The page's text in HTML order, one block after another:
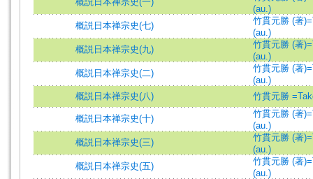
(au.)
概説日本禅宗史(七)
竹貫元勝 (著
(au.)
概説日本禅宗史(九)
竹貫元勝 (著
(au.)
概説日本禅宗史(二)
竹貫元勝 (著
(au.)
概説日本禅宗史(八)
竹貫元勝
概説日本禅宗史(十)
竹貫元勝 (著
(au.)
概説日本禅宗史(三)
竹貫元勝 (著
(au.)
概説日本禅宗史(五)
竹貫元勝 (著
(au.)